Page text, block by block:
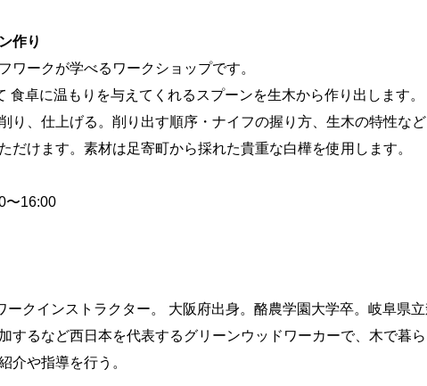
作り
ワークが学べるワークショップです。
食卓に温もりを与えてくれるスプーンを生木から作り出します。
、仕上げる。削り出す順序・ナイフの握り方、生木の特性など
だけます。素材は足寄町から採れた貴重な白樺を使用します。
〜16:00
クインストラクター。 大阪府出身。酪農学園大学卒。岐阜県
するなど西日本を代表するグリーンウッドワーカーで、木で暮
介や指導を行う。